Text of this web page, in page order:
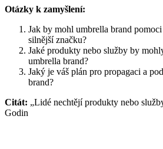
Otázky k zamyšlení:
Jak by mohl umbrella brand
silnější značku?
Jaké produkty nebo služby by
umbrella brand?
Jaký je váš plán pro propagaci a
brand?
Citát: „Lidé nechtějí produkty nebo
Godin